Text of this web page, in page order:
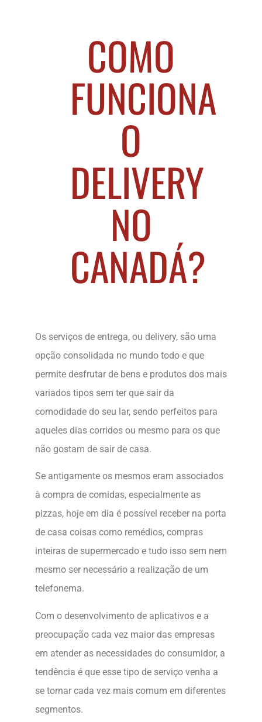
COMO
FUNCIONA
O
DELIVERY
NO
CANADÁ?
Os serviços de entrega, ou delivery, são uma
opção consolidada no mundo todo e que
permite desfrutar de bens e produtos dos mais
variados tipos sem ter que sair da
comodidade do seu lar, sendo perfeitos para
aqueles dias corridos ou mesmo para os que
não gostam de sair de casa.
Se antigamente os mesmos eram associados
à compra de comidas, especialmente as
pizzas, hoje em dia é possível receber na porta
de casa coisas como remédios, compras
inteiras de supermercado e tudo isso sem nem
mesmo ser necessário a realização de um
telefonema.
Com o desenvolvimento de aplicativos e a
preocupação cada vez maior das empresas
em atender as necessidades do consumidor, a
tendência é que esse tipo de serviço venha a
se tornar cada vez mais comum em diferentes
segmentos.